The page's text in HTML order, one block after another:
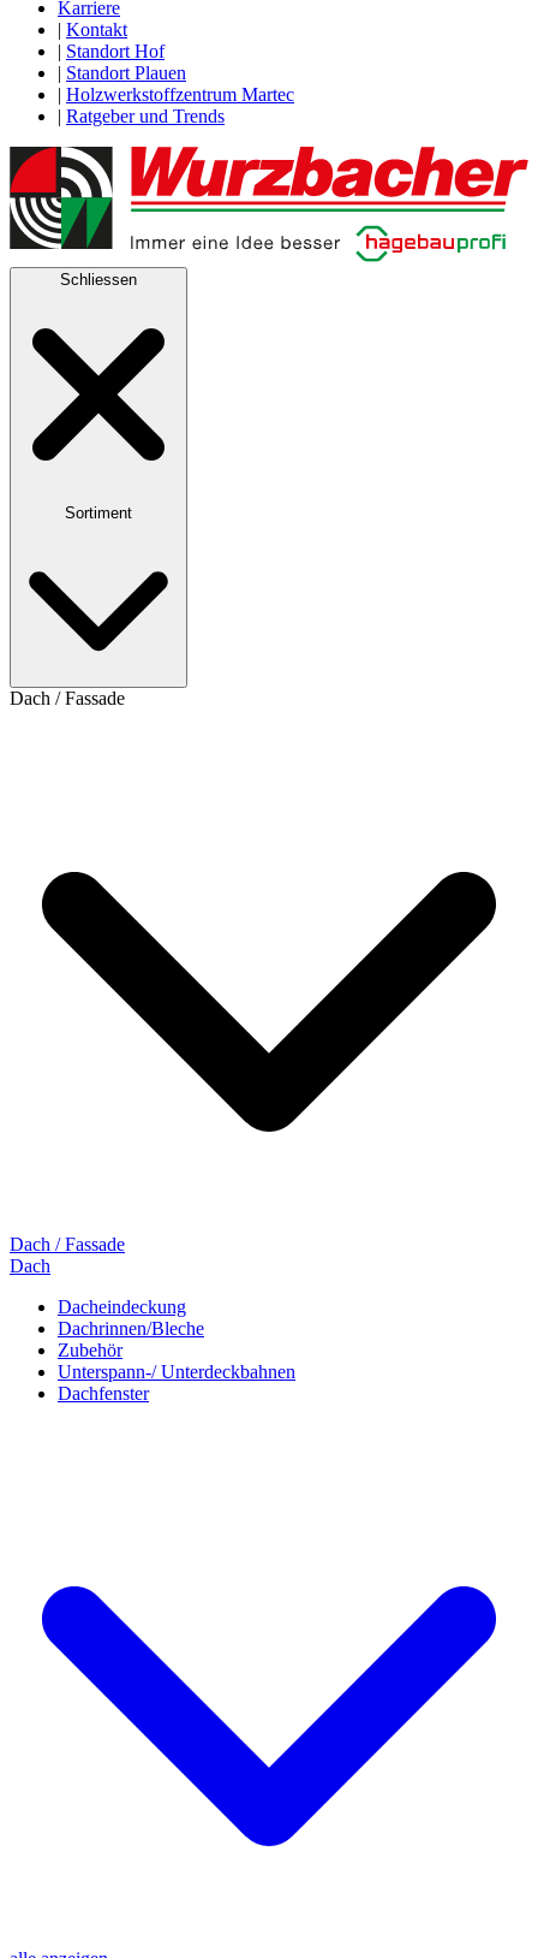
Karriere
| Kontakt
| Standort Hof
| Standort Plauen
| Holzwerkstoffzentrum Martec
| Ratgeber und Trends
Schliessen
Sortiment
Dach / Fassade
Dach / Fassade
Dach
Dacheindeckung
Dachrinnen/Bleche
Zubehör
Unterspann-/ Unterdeckbahnen
Dachfenster